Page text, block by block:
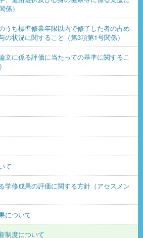
係）
うち標準修業年限以内で修了した者の占め
の状況に関すること（第3項第1号関係）
文に係る評価に当たっての基準に関するこ
て
学修成果の評価に関する方針（アセスメン
について
制度について